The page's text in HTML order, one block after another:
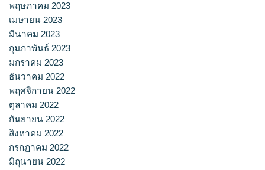
พฤษภาคม 2023
เมษายน 2023
มีนาคม 2023
กุมภาพันธ์ 2023
มกราคม 2023
ธันวาคม 2022
พฤศจิกายน 2022
ตุลาคม 2022
กันยายน 2022
สิงหาคม 2022
กรกฎาคม 2022
มิถุนายน 2022